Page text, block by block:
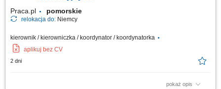
Praca.pl pomorskie
relokacja do: Niemcy
kierownik / kierowniczka / koordynator / koordynatorka
aplikuj bez CV
2 dni
pokaż opis